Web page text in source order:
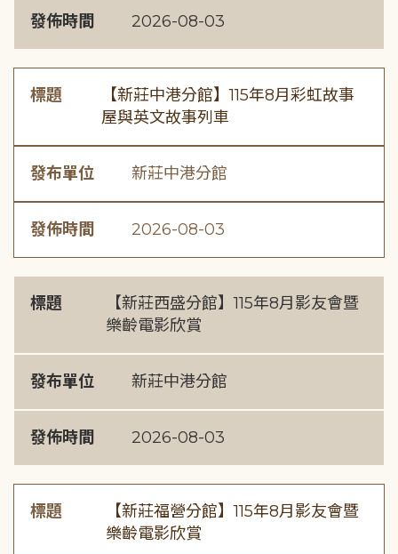
發佈時間 2026-08-03
標題
【新莊中港分館】115年8月彩虹故事
屋與英文故事列車
發布單位 新莊中港分館
發佈時間 2026-08-03
標題
【新莊西盛分館】115年8月影友會暨
樂齡電影欣賞
發布單位 新莊中港分館
發佈時間 2026-08-03
標題
【新莊福營分館】115年8月影友會暨
樂齡電影欣賞